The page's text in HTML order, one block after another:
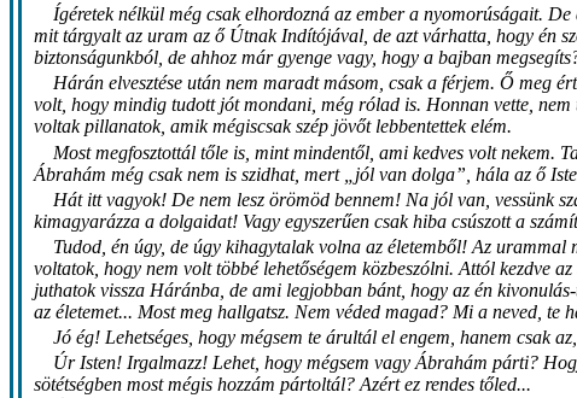
Ígéretek nélkül még csak elhordozná az ember a nyomorúságait.
mit tárgyalt az uram az ő Útnak Indítójával, de azt várhatta, hogy én
biztonságunkból, de ahhoz már gyenge vagy, hogy a bajban
Hárán elvesztése után nem maradt másom, csak a férjem. Ő meg
volt, hogy mindig tudott jót mondani, még rólad is. Honnan vette, nem
voltak pillanatok, amik mégiscsak szép jövőt lebbentettek elém.
Most megfosztottál tőle is, mint mindentől, ami kedves volt nekem.
Ábrahám még csak nem is szidhat, mert „jól van dolga”, hála az ő
Hát itt vagyok! De nem lesz örömöd bennem! Na jól van, vessünk
kimagyarázza a dolgaidat! Vagy egyszerűen csak hiba csúszott a
Tudod, én úgy, de úgy kihagytalak volna az életemből! Az
voltatok, hogy nem volt többé lehetőségem közbeszólni. Attól kezdve
juthatok vissza Háránba, de ami legjobban bánt, hogy az én
az életemet... Most meg hallgatsz. Nem véded magad? Mi a neved, te
Jó ég! Lehetséges, hogy mégsem te árultál el engem, hanem csak
Úr Isten! Irgalmazz! Lehet, hogy mégsem vagy Ábrahám párti?
sötétségben most mégis hozzám pártoltál? Azért ez rendes tőled...